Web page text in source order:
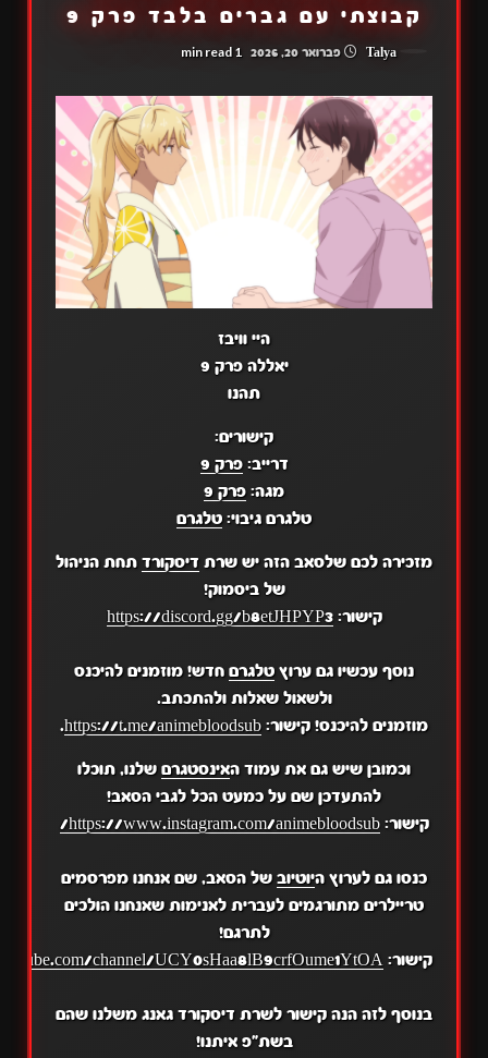
קבוצתי עם גברים בלבד פרק 9
פברואר 20, 2026 1 min read
היי וויבז
יאללה פרק 9
תהנו
קישורים:
דרייב:פרק 9
מגה: פרק 9
טלגרם גיבוי:טלגרם
מזכירה לכם שלסאב הזה יש שרת דיסקורד תחת הניהול
של ביסמוק!
קישור:https://discord.gg/b8etJHPYP3
נוסף עכשיו גם ערוץטלגרםחדש! מוזמנים להיכנס
ולשאול שאלות ולהתכתב.
מוזמנים להיכנס! קישור: https://t.me/animebloodsub
.
וכמובן שיש גם את עמוד האינסטגרםשלנו, תוכלו
להתעדכן שם על כמעט הכל לגבי הסאב!
קישור:https://www.instagram.com/animebloodsub/
כנסו גם לערוץ היוטיובשל הסאב, שם אנחנו מפרסמים
טריילרים מתורגמים לעברית לאנימות שאנחנו הולכים
לתרגם!
קישור: channel/UCY0sHaa8lB9crfOume1YtOA
בנוסף לזה הנה קישור לשרת דיסקורד גאנג משלנו שהם
בשת"פ איתנו!